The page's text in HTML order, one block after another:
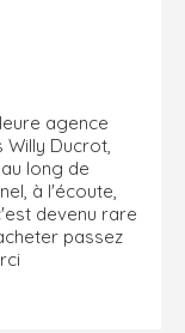
agence
Willy Ducrot,
long de
à l'écoute,
devenu rare
passez